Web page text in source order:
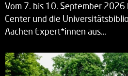
Vom 7. bis 10. September 2026
Center und die
Aachen Expert*innen aus…